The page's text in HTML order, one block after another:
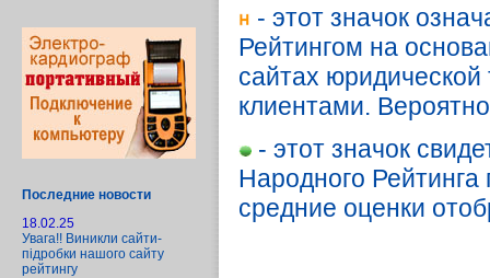
Последние новости
18.02.25
Увага!! Виникли сайти-
підробки нашого сайту
рейтингу
- этот значок
Рейтингом на
сайтах
клиентами.
- этот значок
Народного Рейтинга
средние оценки